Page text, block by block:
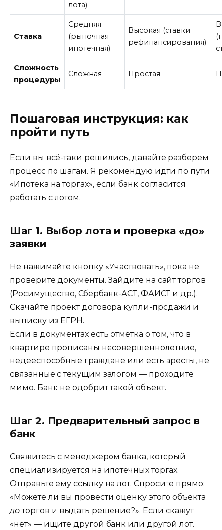
лота)
Ставка
Средняя
(рыночная
ипотечная)
Высокая (ставки
рефинансирования)
Сложность
процедуры
Сложная Простая
Пошаговая инструкция: как
пройти путь
Если вы всё-таки решились, давайте разберем
процесс по шагам. Я рекомендую идти по пути
«Ипотека на торгах», если банк согласится
работать с лотом.
Шаг 1. Выбор лота и проверка «до»
заявки
Не нажимайте кнопку «Участвовать», пока не
проверите документы. Зайдите на сайт торгов
(Росимущество, Сбербанк-АСТ, ФАИСТ и др.).
Скачайте проект договора купли-продажи и
выписку из ЕГРН.
Если в документах есть отметка о том, что в
квартире прописаны несовершеннолетние,
недееспособные граждане или есть аресты, не
связанные с текущим залогом — проходите
мимо. Банк не одобрит такой объект.
Шаг 2. Предварительный запрос в
банк
Свяжитесь с менеджером банка, который
специализируется на ипотечных торгах.
Отправьте ему ссылку на лот. Спросите прямо:
«Можете ли вы провести оценку этого объекта
доторгов и выдать решение?». Если скажут
«нет» — ищите другой банк или другой лот.